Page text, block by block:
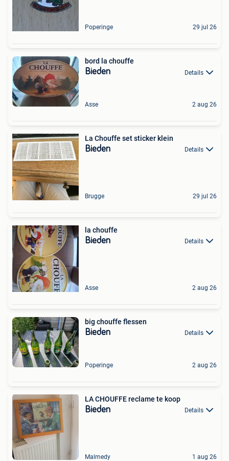
Poperinge 29 jul 26
bord la chouffe
Bieden Details
Asse 2 aug 26
La Chouffe set sticker klein
Bieden Details
Brugge 29 jul 26
la chouffe
Bieden Details
Asse 2 aug 26
big chouffe flessen
Bieden Details
Poperinge 2 aug 26
LA CHOUFFE reclame te koop
Bieden Details
Malmedy 1 aug 26